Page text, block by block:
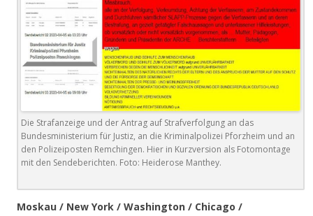
Die Strafanzeige und der Antrag auf Strafverfolgung an das
Bundesministerium für Justiz, an die Kriminalpolizei Pforzheim und an
den Polizeiposten Remchingen. Hier in Kurzversion als Fotomontage
mit den Sendeberichten. Foto: Heiderose Manthey.
Moskau / New York / Washington / Chicago /